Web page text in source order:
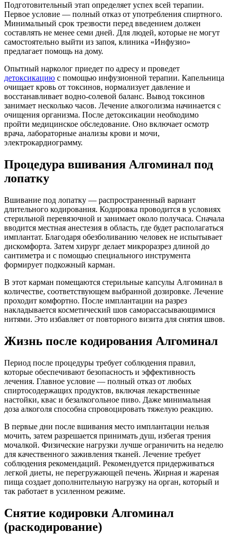
Подготовительный этап определяет успех всей терапии.
Первое условие — полный отказ от употребления спиртного.
Минимальный срок трезвости перед введением должен
составлять не менее семи дней. Для людей, которые не могут
самостоятельно выйти из запоя, клиника «Инфузио»
предлагает помощь на дому.
Опытный нарколог приедет по адресу и проведет
детоксикацию с помощью инфузионной терапии. Капельница
очищает кровь от токсинов, нормализует давление и
восстанавливает водно-солевой баланс. Вывод токсинов
занимает несколько часов. Лечение алкоголизма начинается с
очищения организма. После детоксикации необходимо
пройти медицинское обследование. Оно включает осмотр
врача, лабораторные анализы крови и мочи,
электрокардиограмму.
Процедура вшивания Алгоминал под
лопатку
Вшивание под лопатку — распространенный вариант
длительного кодирования. Кодировка проводится в условиях
стерильной перевязочной и занимает около получаса. Сначала
вводится местная анестезия в область, где будет располагаться
имплантат. Благодаря обезболиванию человек не испытывает
дискомфорта. Затем хирург делает микроразрез длиной до
сантиметра и с помощью специального инструмента
формирует подкожный карман.
В этот карман помещаются стерильные капсулы Алгоминал в
количестве, соответствующем выбранной дозировке. Лечение
проходит комфортно. После имплантации на разрез
накладывается косметический шов саморассасывающимися
нитями. Это избавляет от повторного визита для снятия швов.
Жизнь после кодирования Алгоминал
Период после процедуры требует соблюдения правил,
которые обеспечивают безопасность и эффективность
лечения. Главное условие — полный отказ от любых
спиртосодержащих продуктов, включая лекарственные
настойки, квас и безалкогольное пиво. Даже минимальная
доза алкоголя способна спровоцировать тяжелую реакцию.
В первые дни после вшивания место имплантации нельзя
мочить, затем разрешается принимать душ, избегая трения
мочалкой. Физические нагрузки лучше ограничить на неделю
для качественного заживления тканей. Лечение требует
соблюдения рекомендаций. Рекомендуется придерживаться
легкой диеты, не перегружающей печень. Жирная и жареная
пища создает дополнительную нагрузку на орган, который и
так работает в усиленном режиме.
Снятие кодировки Алгоминал
(раскодирование)